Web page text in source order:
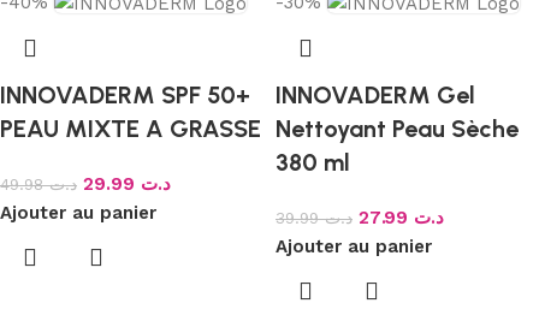
INNOVADERM SPF 50+
PEAU MIXTE A GRASSE
د.ت49.98 د.ت
Ajouter au panier
INNOVADERM Gel
Nettoyant Peau Sèche
380 ml
د.ت39.99 د.ت
Ajouter au panier